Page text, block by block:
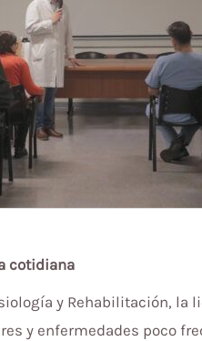
cotidiana
y Rehabilitación,
y enfermedades poco